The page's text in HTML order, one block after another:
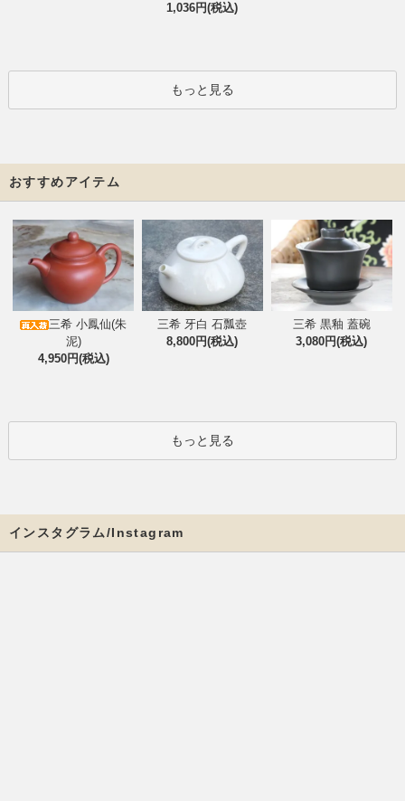
1,036円(税込)
もっと見る
おすすめアイテム
三希 小鳳仙(朱
泥)
4,950円(税込)
三希 牙白 石瓢壺
8,800円(税込)
三希 黒釉 蓋碗
3,080円(税込)
もっと見る
インスタグラム/Instagram